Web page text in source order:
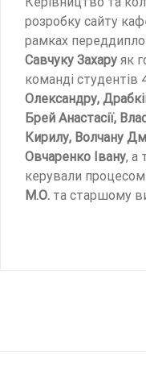
розробку сайту
рамках
Савчуку Захару як
команді студентів
Олександру,
Брей Анастасії,
Кирилу, Волчану
Овчаренко Івану, а
керували
М.О. та старшому